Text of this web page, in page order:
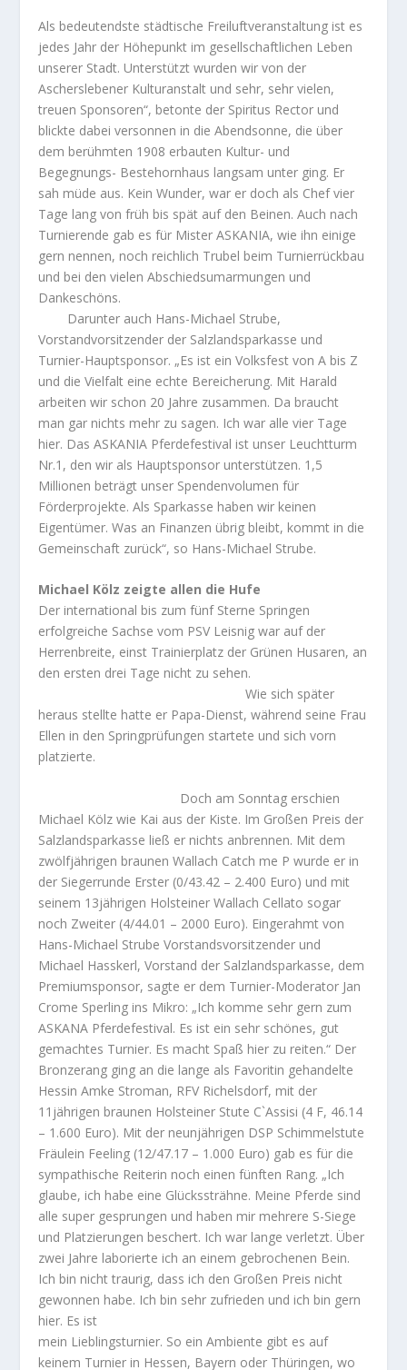
Als bedeutendste städtische Freiluftveranstaltung ist es
jedes Jahr der Höhepunkt im gesellschaftlichen Leben
unserer Stadt. Unterstützt wurden wir von der
Ascherslebener Kulturanstalt und sehr, sehr vielen,
treuen Sponsoren“, betonte der Spiritus Rector und
blickte dabei versonnen in die Abendsonne, die über
dem berühmten 1908 erbauten Kultur- und
Begegnungs- Bestehornhaus langsam unter ging. Er
sah müde aus. Kein Wunder, war er doch als Chef vier
Tage lang von früh bis spät auf den Beinen. Auch nach
Turnierende gab es für Mister ASKANIA, wie ihn einige
gern nennen, noch reichlich Trubel beim Turnierrückbau
und bei den vielen Abschiedsumarmungen und
Dankeschöns.
Darunter auch Hans-Michael Strube,
Vorstandvorsitzender der Salzlandsparkasse und
Turnier-Hauptsponsor. „Es ist ein Volksfest von A bis Z
und die Vielfalt eine echte Bereicherung. Mit Harald
arbeiten wir schon 20 Jahre zusammen. Da braucht
man gar nichts mehr zu sagen. Ich war alle vier Tage
hier. Das ASKANIA Pferdefestival ist unser Leuchtturm
Nr.1, den wir als Hauptsponsor unterstützen. 1,5
Millionen beträgt unser Spendenvolumen für
Förderprojekte. Als Sparkasse haben wir keinen
Eigentümer. Was an Finanzen übrig bleibt, kommt in die
Gemeinschaft zurück“, so Hans-Michael Strube.
Michael Kölz zeigte allen die Hufe
Der international bis zum fünf Sterne Springen
erfolgreiche Sachse vom PSV Leisnig war auf der
Herrenbreite, einst Trainierplatz der Grünen Husaren, an
den ersten drei Tage nicht zu sehen.
Wie sich später
heraus stellte hatte er Papa-Dienst, während seine Frau
Ellen in den Springprüfungen startete und sich vorn
platzierte.
Doch am Sonntag erschien
Michael Kölz wie Kai aus der Kiste. Im Großen Preis der
Salzlandsparkasse ließ er nichts anbrennen. Mit dem
zwölfjährigen braunen Wallach Catch me P wurde er in
der Siegerrunde Erster (0/43.42 – 2.400 Euro) und mit
seinem 13jährigen Holsteiner Wallach Cellato sogar
noch Zweiter (4/44.01 – 2000 Euro). Eingerahmt von
Hans-Michael Strube Vorstandsvorsitzender und
Michael Hasskerl, Vorstand der Salzlandsparkasse, dem
Premiumsponsor, sagte er dem Turnier-Moderator Jan
Crome Sperling ins Mikro: „Ich komme sehr gern zum
ASKANA Pferdefestival. Es ist ein sehr schönes, gut
gemachtes Turnier. Es macht Spaß hier zu reiten.“ Der
Bronzerang ging an die lange als Favoritin gehandelte
Hessin Amke Stroman, RFV Richelsdorf, mit der
11jährigen braunen Holsteiner Stute C`Assisi (4 F, 46.14
– 1.600 Euro). Mit der neunjährigen DSP Schimmelstute
Fräulein Feeling (12/47.17 – 1.000 Euro) gab es für die
sympathische Reiterin noch einen fünften Rang. „Ich
glaube, ich habe eine Glückssträhne. Meine Pferde sind
alle super gesprungen und haben mir mehrere S-Siege
und Platzierungen beschert. Ich war lange verletzt. Über
zwei Jahre laborierte ich an einem gebrochenen Bein.
Ich bin nicht traurig, dass ich den Großen Preis nicht
gewonnen habe. Ich bin sehr zufrieden und ich bin gern
hier. Es ist
mein Lieblingsturnier. So ein Ambiente gibt es auf
keinem Turnier in Hessen, Bayern oder Thüringen, wo